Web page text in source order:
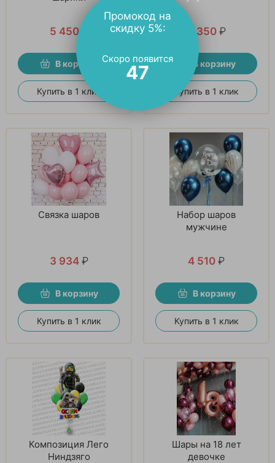
5 450
В корзину
Купить в 1 клик
5 350 ₽
В корзину
Купить в 1 клик
Связка шаров
3 934 ₽
В корзину
Купить в 1 клик
Набор шаров
мужчине
4 510 ₽
В корзину
Купить в 1 клик
Композиция Лего
Ниндзяго
Шары на 18 лет
девочке
Промокод на
скидку 5%:
Скоро появится
46